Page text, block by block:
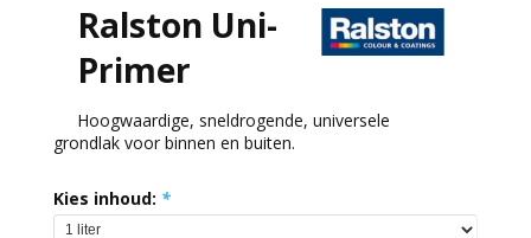
Ralston Uni-
Primer
Hoogwaardige, sneldrogende, universele
grondlak voor binnen en buiten.
Kies inhoud: *